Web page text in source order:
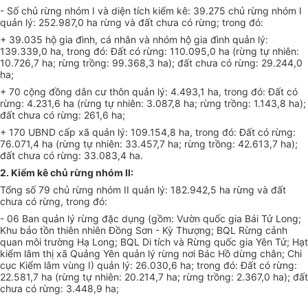
- Số chủ rừng nhóm I và diện tích kiểm kê: 39.275 chủ rừng nhóm I
quản lý: 252.987,0 ha rừng và đất chưa có rừng; trong đó:
+ 39.035 hộ gia đình, cá nhân và nhóm hộ gia đình quản lý:
139.339,0 ha, trong đó: Đất có rừng: 110.095,0 ha (rừng tự nhiên:
10.726,7 ha; rừng trồng: 99.368,3 ha); đất chưa có rừng: 29.244,0
ha;
+ 70 cộng đồng dân cư thôn quản lý: 4.493,1 ha, trong đó: Đất có
rừng: 4.231,6 ha (rừng tự nhiên: 3.087,8 ha; rừng trồng: 1.143,8 ha);
đất chưa có rừng: 261,6 ha;
+ 170 UBND cấp xã quản lý: 109.154,8 ha, trong đó: Đất có rừng:
76.071,4 ha (rừng tự nhiên: 33.457,7 ha; rừng trồng: 42.613,7 ha);
đất chưa có rừng: 33.083,4 ha.
2. Kiểm kê chủ rừng nhóm II:
Tổng số 79 chủ rừng nhóm II quản lý: 182.942,5 ha rừng và đất
chưa có rừng, trong đó:
- 06 Ban quản lý rừng đặc dụng (gồm: Vườn quốc gia Bái Tử Long;
Khu bảo tồn thiên nhiên Đồng Sơn - Kỳ Thượng; BQL Rừng cảnh
quan môi trường Hạ Long; BQL Di tích và Rừng quốc gia Yên Tử; Hạt
kiểm lâm thị xã Quảng Yên quản lý rừng nơi Bác Hồ dừng chân; Chi
cục Kiểm lâm vùng I) quản lý: 26.030,6 ha; trong đó: Đất có rừng:
22.581,7 ha (rừng tự nhiên: 20.214,7 ha; rừng trồng: 2.367,0 ha); đất
chưa có rừng: 3.448,9 ha;